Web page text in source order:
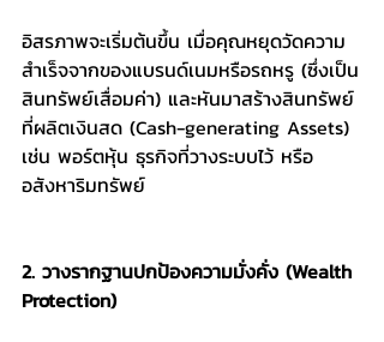
อิสรภาพจะเริ่มต้นขึ้น เมื่อคุณหยุดวัดความ
สำเร็จจากของแบรนด์เนมหรือรถหรู (ซึ่งเป็น
สินทรัพย์เสื่อมค่า) และหันมาสร้างสินทรัพย์
ที่ผลิตเงินสด (Cash-generating Assets)
เช่น พอร์ตหุ้น ธุรกิจที่วางระบบไว้ หรือ
อสังหาริมทรัพย์
2. วางรากฐานปกป้องความมั่งคั่ง (Wealth
Protection)